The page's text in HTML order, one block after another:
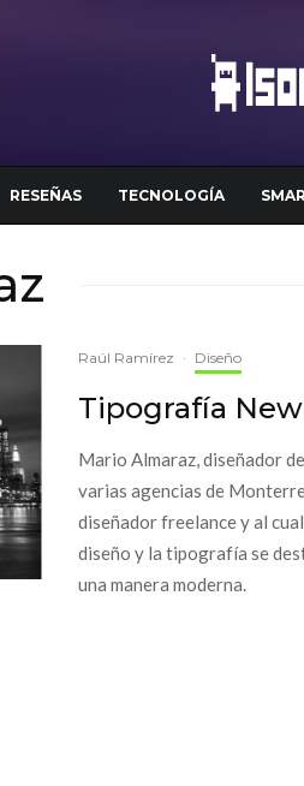
RESEÑAS TECNOLOGÍA
Raúl Ramírez · Diseño
Tipografía
Mario Almaraz, diseñador
varias agencias de
diseñador freelance y al
diseño y la tipografía se
una manera moderna.